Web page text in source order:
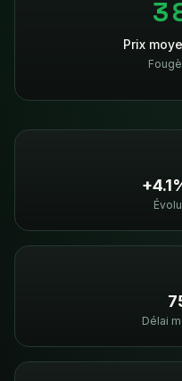
3
Prix
Délai